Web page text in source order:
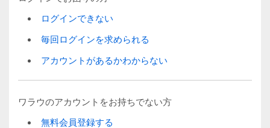
ログインできない
毎回ログインを求められる
アカウントがあるかわからない
ワラウのアカウントをお持ちでない方
無料会員登録する